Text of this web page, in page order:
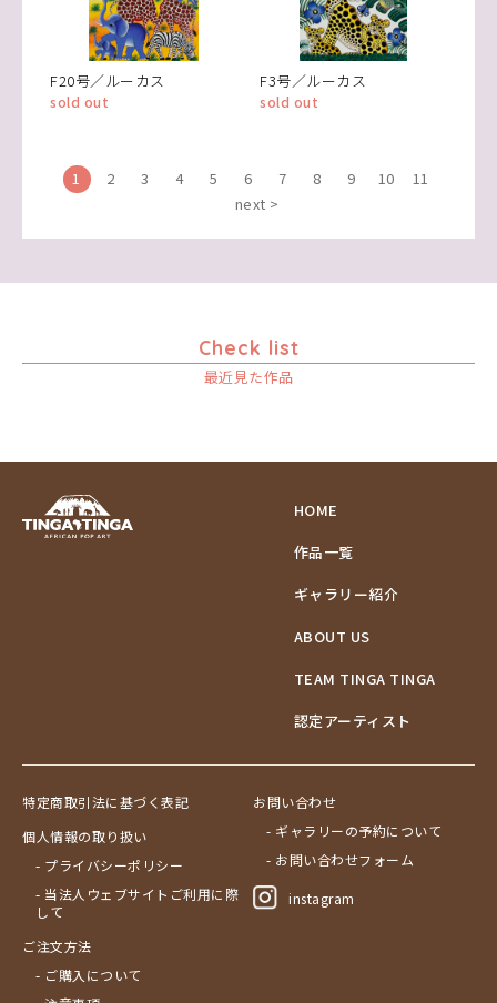
F20号／ルーカス
sold out
F3号／ルーカス
sold out
1 2 3 4 5 6 7 8 9 10
11
next >
Check list
最近見た作品
HOME
作品一覧
ギャラリー紹介
ABOUT US
TEAM TINGA TINGA
認定アーティスト
特定商取引法に基づく表記
個人情報の取り扱い
- プライバシーポリシー
- 当法人ウェブサイトご利用に際
して
ご注文方法
- ご購入について
お問い合わせ
- ギャラリーの予約について
- お問い合わせフォーム
instagram